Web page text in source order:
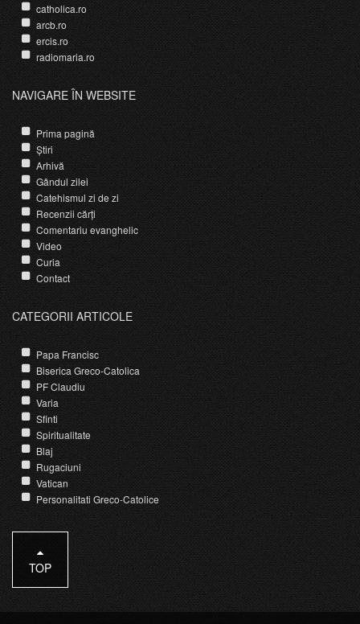
catholica.ro
arcb.ro
ercis.ro
radiomaria.ro
NAVIGARE ÎN WEBSITE
Prima pagină
Știri
Arhivă
Gândul zilei
Catehismul zi de zi
Recenzii cărți
Comentariu evanghelic
Video
Curia
Contact
CATEGORII ARTICOLE
Papa Francisc
Biserica Greco-Catolica
PF Claudiu
Varia
Sfinti
Spiritualitate
Blaj
Rugaciuni
Vatican
Personalitati Greco-Catolice
TOP